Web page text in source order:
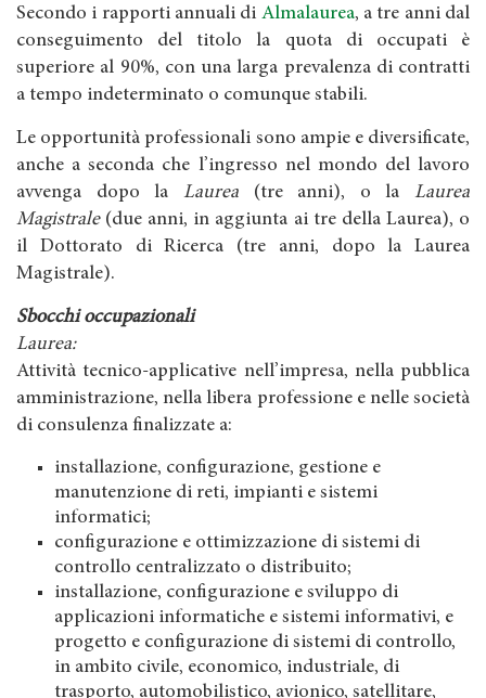
Secondo i rapporti annuali di Almalaurea, a tre anni dal
conseguimento del titolo la quota di occupati è
superiore al 90%, con una larga prevalenza di contratti
a tempo indeterminato o comunque stabili.
Le opportunità professionali sono ampie e diversificate,
anche a seconda che l’ingresso nel mondo del lavoro
avvenga dopo la Laurea(tre anni), o la Laurea
Magistrale(due anni, in aggiunta ai tre della Laurea), o
il Dottorato di Ricerca (tre anni, dopo la Laurea
Magistrale).
Sbocchi occupazionali
Laurea:
Attività tecnico-applicative nell’impresa, nella pubblica
amministrazione, nella libera professione e nelle società
di consulenza finalizzate a:
installazione, configurazione, gestione e
manutenzione di reti, impianti e sistemi
informatici;
configurazione e ottimizzazione di sistemi di
controllo centralizzato o distribuito;
installazione, configurazione e sviluppo di
applicazioni informatiche e sistemi informativi, e
progetto e configurazione di sistemi di controllo,
in ambito civile, economico, industriale, di
trasporto, automobilistico, avionico, satellitare,